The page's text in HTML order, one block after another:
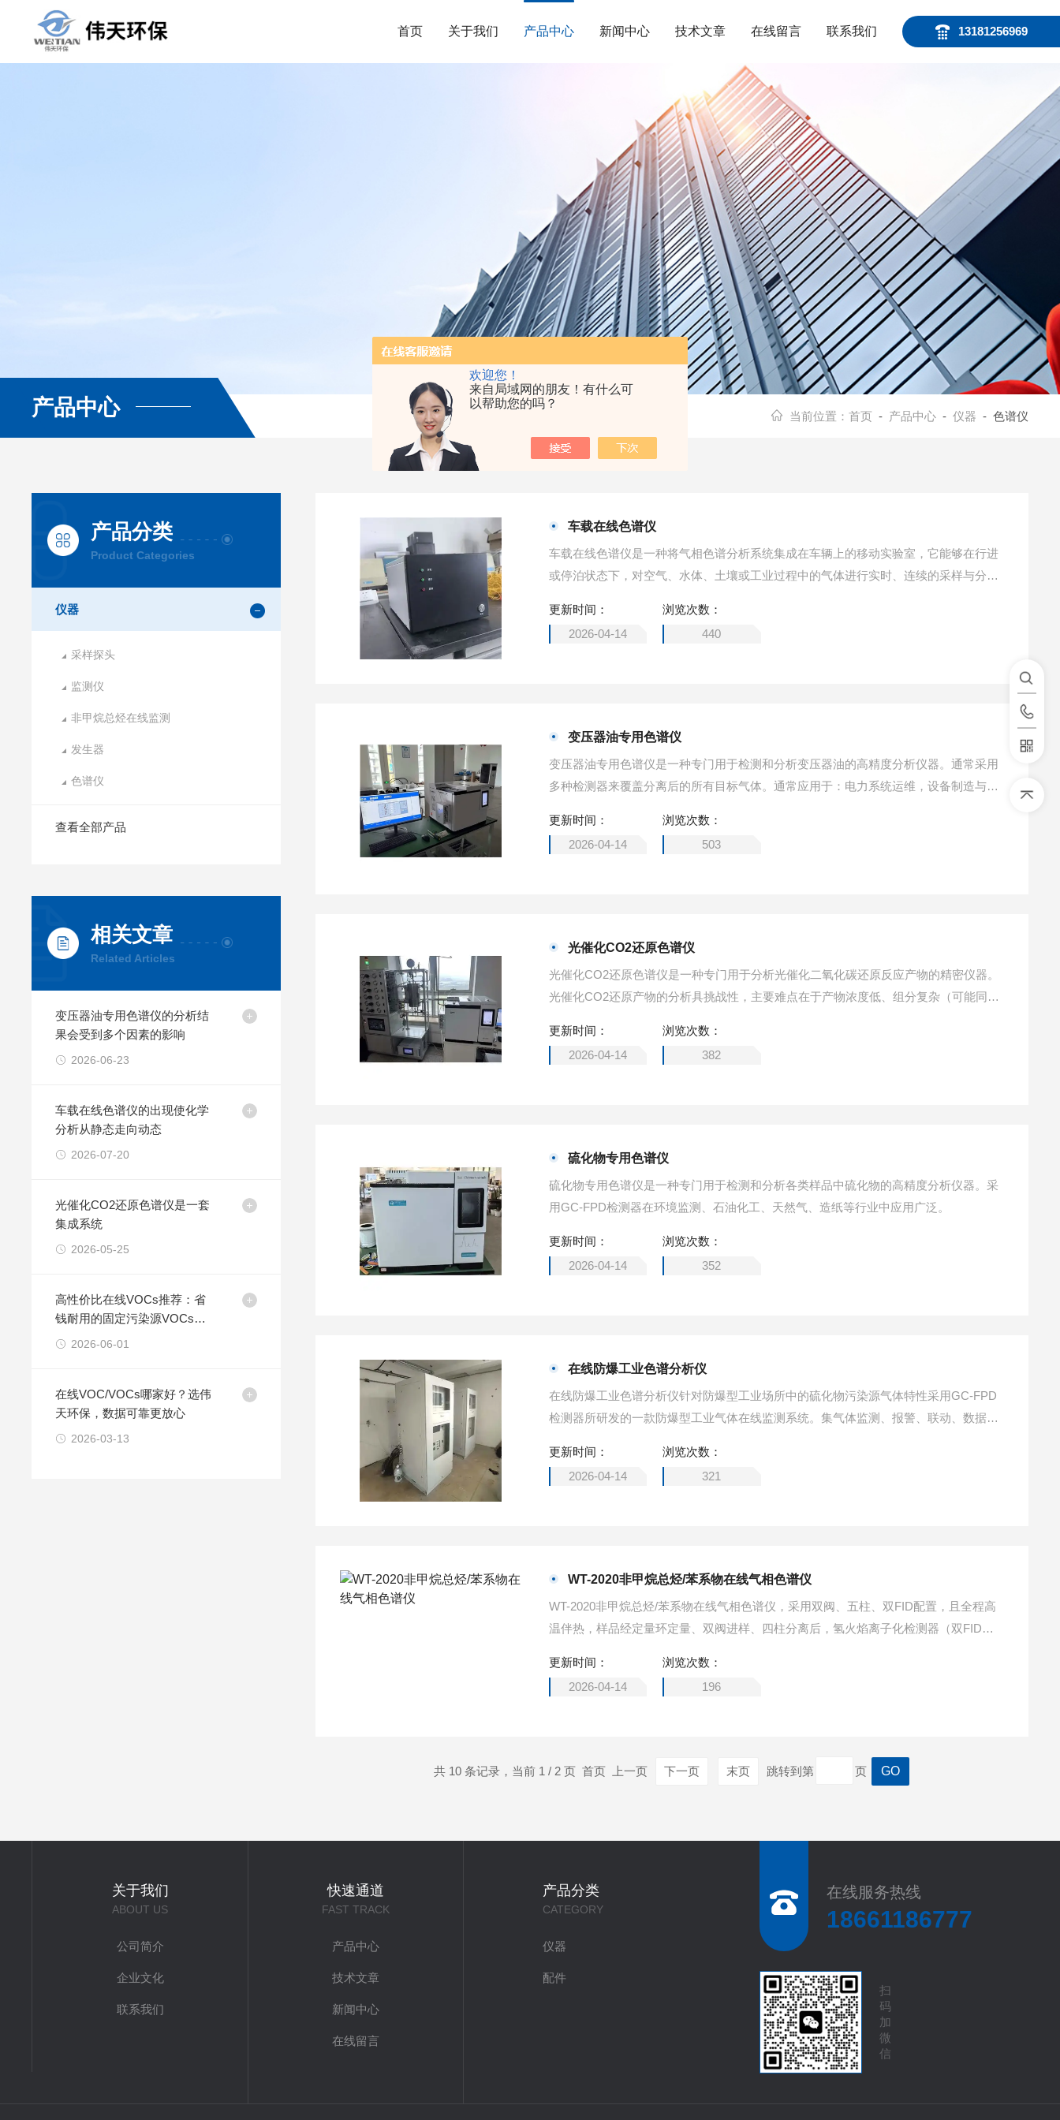
欢迎您！
来自局域网的朋友！有什么可
以帮助您的吗？
13181256969
首页 关于我们 产品中心 新闻中心 技术文章 在线留言 联系我们
产品中心 当前位置： 首页 - 产品中心- 仪器 - 色谱仪
产品分类
Product Categories
仪器
采样探头
监测仪
非甲烷总烃在线监测
发生器
色谱仪
查看全部产品
相关文章
Related Articles
变压器油专用色谱仪的分析结
果会受到多个因素的影响
2026-06-23
车载在线色谱仪的出现使化学
分析从静态走向动态
2026-07-20
光催化CO2还原色谱仪是一套
集成系统
2026-05-25
高性价比在线VOCs推荐：省
钱耐用的固定污染源VOCs监
测设备选购指南
2026-06-01
在线VOC/VOCs哪家好？选伟
天环保，数据可靠更放心
2026-03-13
车载在线色谱仪
车载在线色谱仪是一种将气相色谱分析系统集成在车辆上的移动实验室，它能够在行进
或停泊状态下，对空气、水体、土壤或工业过程中的气体进行实时、连续的采样与分
检测能力，是环境监测、应急响应和工业安全等领域的重要技术装备。
更新时间：
2026-04-14
浏览次数：
440
变压器油专用色谱仪
变压器油专用色谱仪是一种专门用于检测和分析变压器油的高精度分析仪器。通常采用
多种检测器来覆盖分离后的所有目标气体。通常应用于：电力系统运维，设备制造与质
更新时间：
2026-04-14
浏览次数：
503
光催化CO2还原色谱仪
光催化CO2还原色谱仪是一种专门用于分析光催化二氧化碳还原反应产物的精密仪器。
光催化CO2还原产物的分析具挑战性，主要难点在于产物浓度低、组分复杂（可能同时
更新时间：
2026-04-14
浏览次数：
382
硫化物专用色谱仪
硫化物专用色谱仪是一种专门用于检测和分析各类样品中硫化物的高精度分析仪器。采
用GC-FPD检测器在环境监测、石油化工、天然气、造纸等行业中应用广泛。
更新时间：
2026-04-14
浏览次数：
352
在线防爆工业色谱分析仪
在线防爆工业色谱分析仪针对防爆型工业场所中的硫化物污染源气体特性采用GC-FPD
检测器所研发的一款防爆型工业气体在线监测系统。集气体监测、报警、联动、数据存
更新时间：
2026-04-14
浏览次数：
321
WT-2020非甲烷总烃/苯系物在线气相色谱仪
WT-2020非甲烷总烃/苯系物在线气相色谱仪，采用双阀、五柱、双FID配置，且全程高
温伴热，样品经定量环定量、双阀进样、四柱分离后，氢火焰离子化检测器（双FID）
C）的浓度由差减法计算得出，后FID测定样品中苯系物各组分的浓度。适用于污染源废
气中非甲烷总烃和苯、甲苯、乙苯、二甲苯、苯乙烯、异丙苯等的含量监测。
更新时间：
2026-04-14
浏览次数：
196
共 10 条记录，当前 1 / 2 页 首页 上一页 下一页 末页 跳转到第 页
关于我们
ABOUT US
公司简介
企业文化
联系我们
快速通道
FAST TRACK
产品中心
技术文章
新闻中心
在线留言
产品分类
CATEGORY
仪器
配件
在线服务热线
18661186777
扫
码
加
微
信